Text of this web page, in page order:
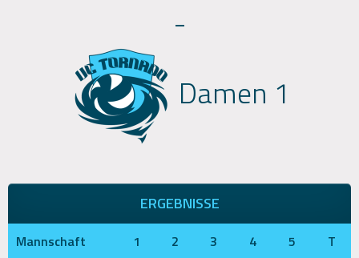
-
Damen 1
ERGEBNISSE
Mannschaft 1 2 3 4 5
T